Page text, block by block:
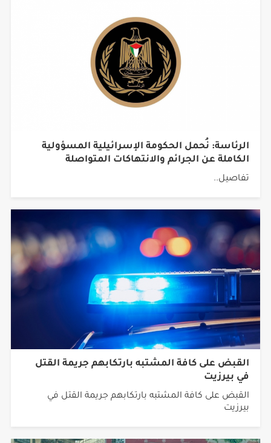
الرئاسة: نُحمل الحكومة الإسرائيلية المسؤولية
الكاملة عن الجرائم والانتهاكات المتواصلة
تفاصيل..
القبض على كافة المشتبه بارتكابهم جريمة القتل
في بيرزيت
القبض على كافة المشتبه بارتكابهم جريمة القتل في
بيرزيت